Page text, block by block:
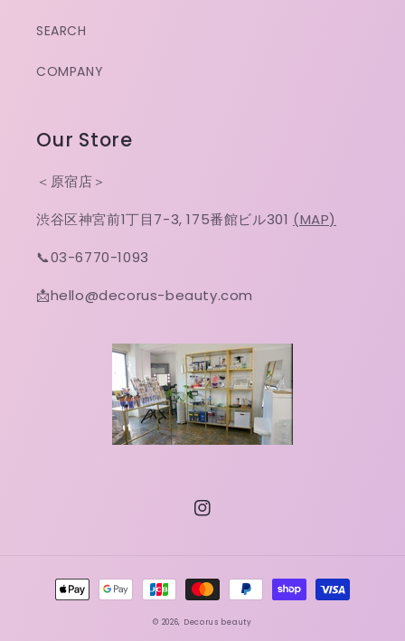
SEARCH
COMPANY
Our Store
＜原宿店＞
渋谷区神宮前1丁目7-3, 175番館ビル301 (MAP)
📞03-6770-1093
📩hello@decorus-beauty.com
Instagram
決
済
© 2026, Decorus beauty